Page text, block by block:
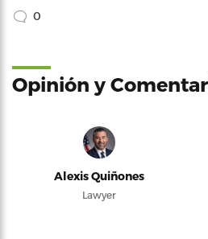
0
Opinión y
Alexis Quiñones
Lawyer